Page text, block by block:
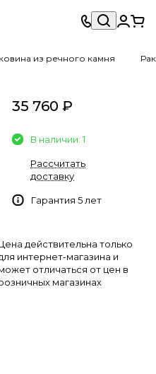
из речного камня
35 760 ₽
В наличии: 1
Рассчитать
доставку
Гарантия 5 лет
действительна только
интернет-магазина и
отличаться от цен в
магазинах